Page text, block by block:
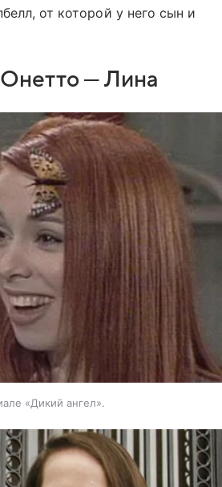
от которой у него сын и
— Лина
«Дикий ангел».